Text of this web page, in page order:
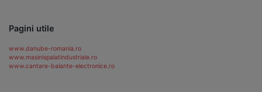
Pagini utile
www.danube-romania.ro
www.masinispalatindustriale.ro
www.cantare-balante-electronice.ro